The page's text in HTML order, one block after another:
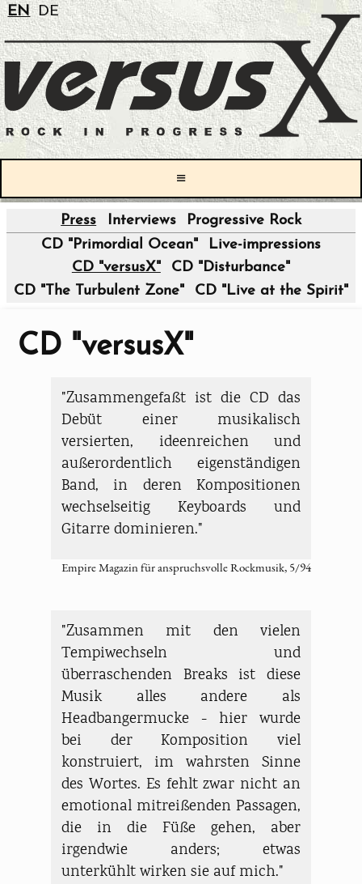
EN DE
≡
Press Interviews Progressive Rock
|
CD "Primordial Ocean"
Live-impressions
CD "versusX"
CD "Disturbance"
CD "The Turbulent Zone"
CD "Live at the Spirit"
CD "versusX"
"Zusammengefaßt ist die CD das
Debüt einer musikalisch
versierten, ideenreichen und
außerordentlich eigenständigen
Band, in deren Kompositionen
wechselseitig Keyboards und
Gitarre dominieren."
Empire Magazin für anspruchsvolle Rockmusik, 5/94
"Zusammen mit den vielen
Tempiwechseln und
überraschenden Breaks ist diese
Musik alles andere als
Headbangermucke - hier wurde
bei der Komposition viel
konstruiert, im wahrsten Sinne
des Wortes. Es fehlt zwar nicht an
emotional mitreißenden Passagen,
die in die Füße gehen, aber
irgendwie anders; etwas
unterkühlt wirken sie auf mich."